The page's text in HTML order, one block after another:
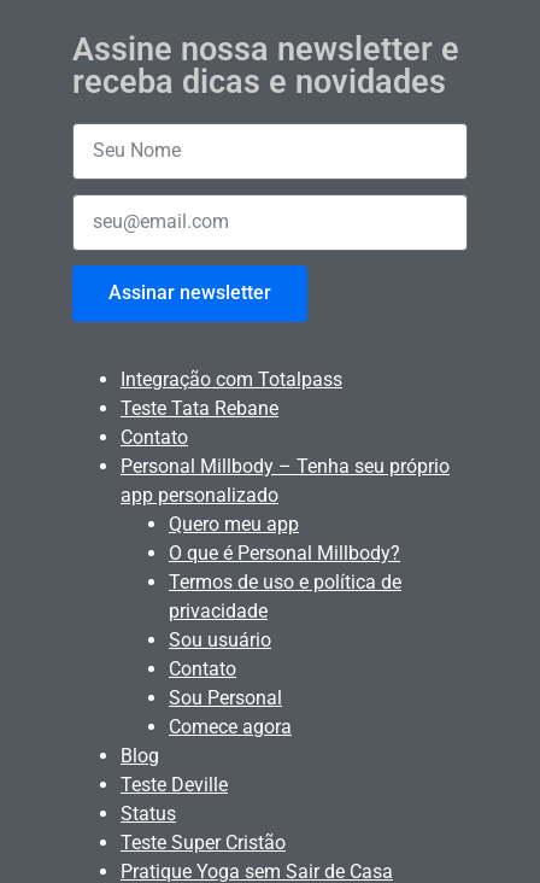
Assine nossa newsletter e
receba dicas e novidades
Assinar newsletter
Integração com Totalpass
Teste Tata Rebane
Contato
Personal Millbody – Tenha seu próprio
app personalizado
Quero meu app
O que é Personal Millbody?
Termos de uso e política de
privacidade
Sou usuário
Contato
Sou Personal
Comece agora
Blog
Teste Deville
Status
Teste Super Cristão
Pratique Yoga sem Sair de Casa